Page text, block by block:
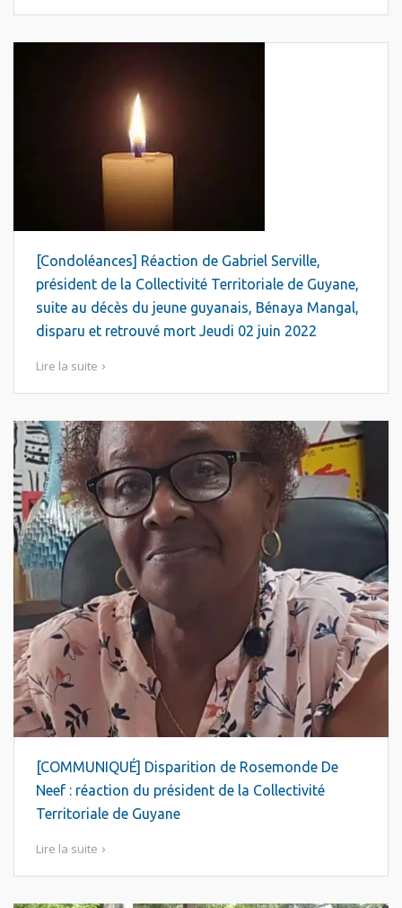
[Condoléances] Réaction de Gabriel Serville,
président de la Collectivité Territoriale de Guyane,
suite au décès du jeune guyanais, Bénaya Mangal,
disparu et retrouvé mort Jeudi 02 juin 2022
Lire la suite
[COMMUNIQUÉ] Disparition de Rosemonde De
Neef : réaction du président de la Collectivité
Territoriale de Guyane
Lire la suite